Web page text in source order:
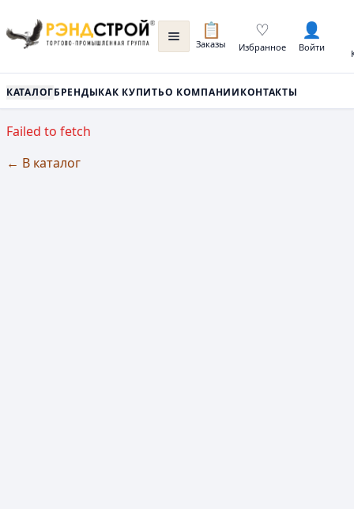
📋
Заказы
♡
Избранное
👤
Войти
КАТАЛОГБРЕНДЫКАК КУПИТЬО КОМПАНИИКОНТАКТЫ
Failed to fetch
← В каталог